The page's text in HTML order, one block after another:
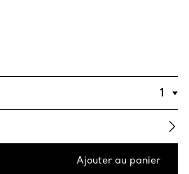
Ajouter au panier